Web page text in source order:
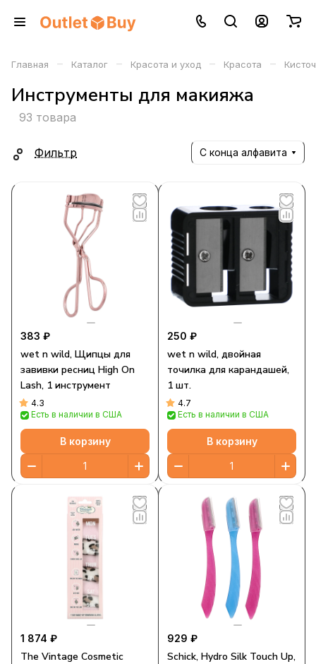
Главная – Каталог – Красота и уход – Красота –
Инструменты для макияжа
93 товара
Фильтр С конца алфавита
383 ₽
wet n wild, Щипцы для
завивки ресниц High On
Lash, 1 инструмент
4.3
Есть в наличии в США
В корзину
250 ₽
wet n wild, двойная
точилка для карандашей,
1 шт.
4.7
Есть в наличии в США
В корзину
1 874 ₽
The Vintage Cosmetic
929 ₽
Schick, Hydro Silk Touch Up,